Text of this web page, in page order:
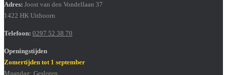
Adres: Joost van den Vondellaan 37
1422 HK Uithoorn
Telefoon: 0297 52 38 70
Openingstijden
Zomertijden tot 1 september
Maandag: Gesloten